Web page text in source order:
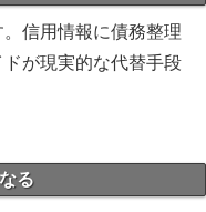
信用情報に債務整理
が現実的な代替手段
る